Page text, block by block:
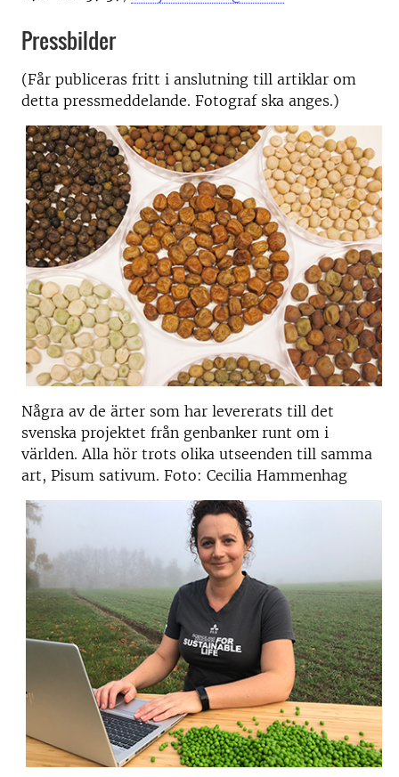
Pressbilder
(Får publiceras fritt i anslutning till artiklar om
detta pressmeddelande. Fotograf ska anges.)
Några av de ärter som har levererats till det
svenska projektet från genbanker runt om i
världen. Alla hör trots olika utseenden till samma
art, Pisum sativum. Foto: Cecilia Hammenhag